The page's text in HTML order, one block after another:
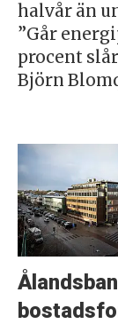
halvår än
”Går
procent
Björn